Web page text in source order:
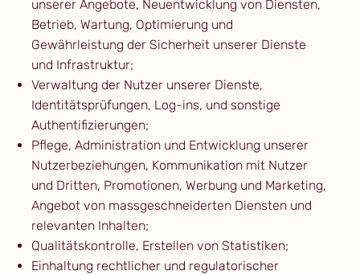
unserer Angebote, Neuentwicklung von Diensten,
Betrieb, Wartung, Optimierung und
Gewährleistung der Sicherheit unserer Dienste
und Infrastruktur;
Verwaltung der Nutzer unserer Dienste,
Identitätsprüfungen, Log-ins, und sonstige
Authentifizierungen;
Pflege, Administration und Entwicklung unserer
Nutzerbeziehungen, Kommunikation mit Nutzer
und Dritten, Promotionen, Werbung und Marketing,
Angebot von massgeschneiderten Diensten und
relevanten Inhalten;
Qualitätskontrolle, Erstellen von Statistiken;
Einhaltung rechtlicher und regulatorischer